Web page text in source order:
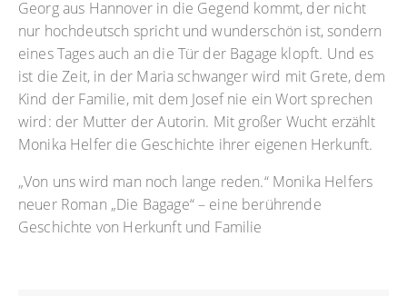
Georg aus Hannover in die Gegend kommt, der nicht
nur hochdeutsch spricht und wunderschön ist, sondern
eines Tages auch an die Tür der Bagage klopft. Und es
ist die Zeit, in der Maria schwanger wird mit Grete, dem
Kind der Familie, mit dem Josef nie ein Wort sprechen
wird: der Mutter der Autorin. Mit großer Wucht erzählt
Monika Helfer die Geschichte ihrer eigenen Herkunft.
„Von uns wird man noch lange reden.“ Monika Helfers
neuer Roman „Die Bagage“ – eine berührende
Geschichte von Herkunft und Familie